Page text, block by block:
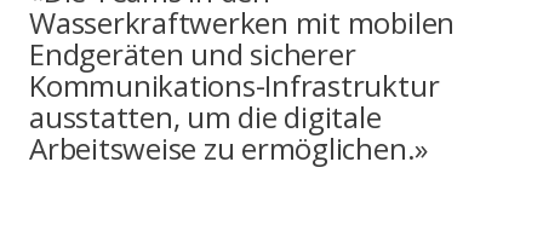
Wasserkraftwerken mit mobilen
Endgeräten und sicherer
Kommunikations-Infrastruktur
ausstatten, um die digitale
Arbeitsweise zu ermöglichen.»